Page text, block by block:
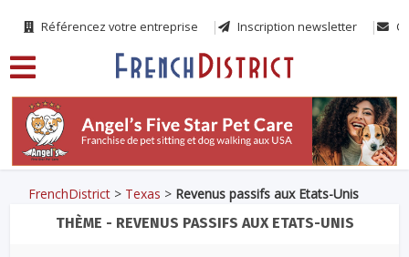
Référencez votre entreprise Inscription newsletter
FrenchDistrict > Texas > Revenus passifs aux Etats-Unis
THÈME - REVENUS PASSIFS AUX ETATS-UNIS